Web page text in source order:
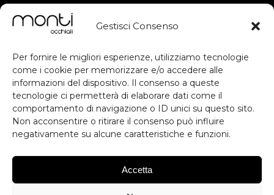
Gestisci Consenso
Per fornire le migliori esperienze, utilizziamo tecnologie
come i cookie per memorizzare e/o accedere alle
informazioni del dispositivo. Il consenso a queste
tecnologie ci permetterà di elaborare dati come il
comportamento di navigazione o ID unici su questo sito.
Non acconsentire o ritirare il consenso può influire
negativamente su alcune caratteristiche e funzioni.
Accetta
subscribe
RESTA AGGIORNATO
ISCRIVITI
Sostegno ottenuto dal FESR ai sensi
degli artt. 49, 50 e dell'allegato IX del
RDC. Contributo previsto dall'avviso
Inteventi di Digital Workplace per
migliorare la produttività, Digital
Commerce & Engagement per